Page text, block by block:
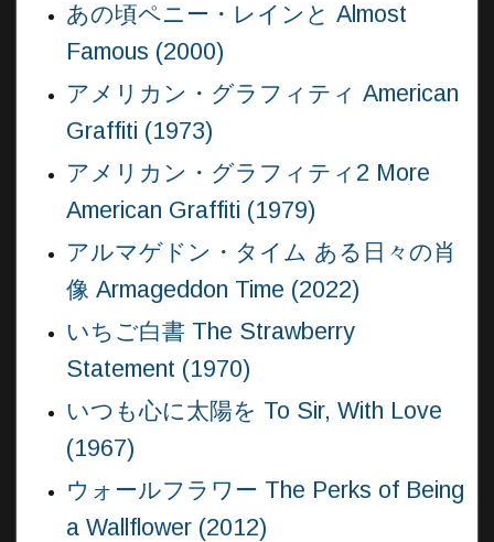
あの頃ペニー・レインと Almost
Famous (2000)
アメリカン・グラフィティ American
Graffiti (1973)
アメリカン・グラフィティ2 More
American Graffiti (1979)
アルマゲドン・タイム ある日々の肖
像 Armageddon Time (2022)
いちご白書 The Strawberry
Statement (1970)
いつも心に太陽を To Sir, With Love
(1967)
ウォールフラワー The Perks of Being
a Wallflower (2012)